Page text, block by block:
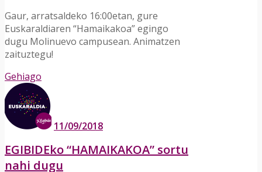
Gaur, arratsaldeko 16:00etan, gure
Euskaraldiaren “Hamaikakoa” egingo
dugu Molinuevo campusean. Animatzen
zaituztegu!
Gehiago
11/09/2018
EGIBIDEko “HAMAIKAKOA” sortu
nahi dugu